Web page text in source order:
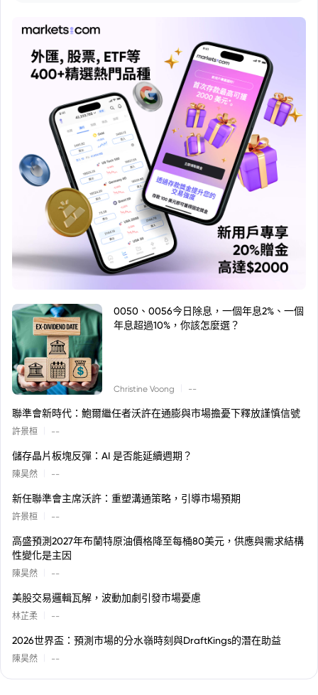
0050、0056今日除息，一個年息2%、一個
年息超過10%，你該怎麼選？
Christine Voong --
聯準會新時代：鮑爾繼任者沃許在通膨與市場擔憂下釋放謹慎信號
許景桓 --
儲存晶片板塊反彈：AI 是否能延續週期？
陳昊然 --
新任聯準會主席沃許：重塑溝通策略，引導市場預期
許景桓 --
高盛預測2027年布蘭特原油價格降至每桶80美元，供應與需求結構
性變化是主因
陳昊然 --
美股交易邏輯瓦解，波動加劇引發市場憂慮
林芷柔 --
2026世界盃：預測市場的分水嶺時刻與DraftKings的潛在助益
陳昊然 --